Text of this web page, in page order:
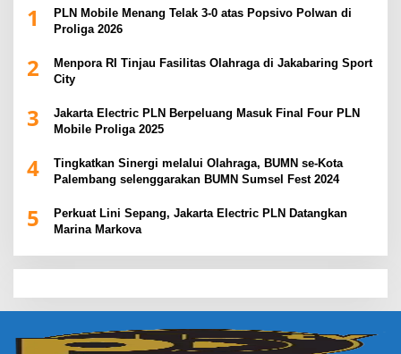
1
PLN Mobile Menang Telak 3-0 atas Popsivo Polwan di
Proliga 2026
2
Menpora RI Tinjau Fasilitas Olahraga di Jakabaring Sport
City
3
Jakarta Electric PLN Berpeluang Masuk Final Four PLN
Mobile Proliga 2025
4
Tingkatkan Sinergi melalui Olahraga, BUMN se-Kota
Palembang selenggarakan BUMN Sumsel Fest 2024
5
Perkuat Lini Sepang, Jakarta Electric PLN Datangkan
Marina Markova
slot demo
slot gacor